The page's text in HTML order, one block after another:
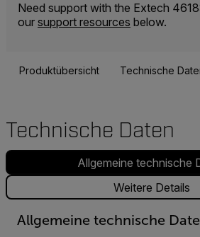
Need support with the Extech
our support resources below.
Produktübersicht Technische
Technische Daten
Allgemeine technische
Weitere Details
Allgemeine technische